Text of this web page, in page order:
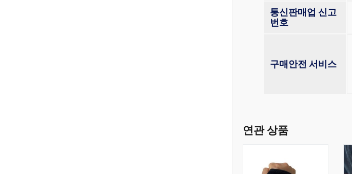
통신판매업 신고
번호
구매안전 서비스
연관 상품